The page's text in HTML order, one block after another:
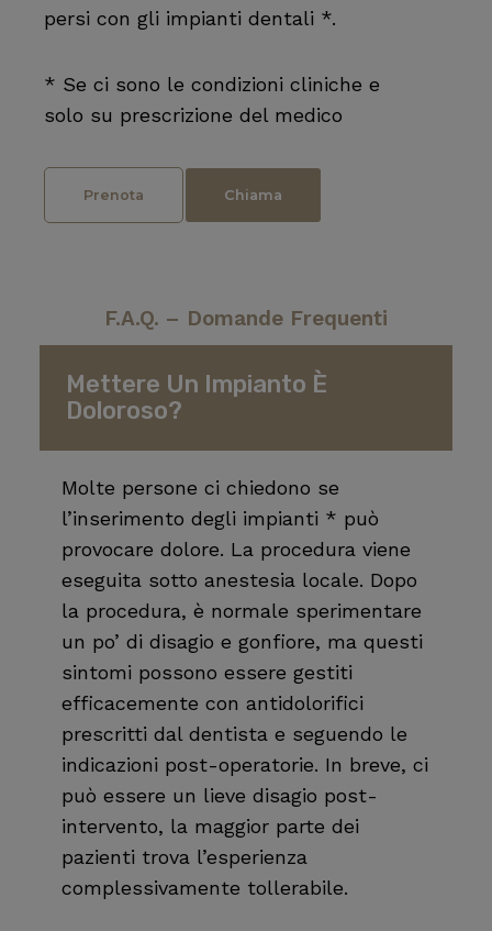
persi con gli impianti dentali *.
* Se ci sono le condizioni cliniche e
solo su prescrizione del medico
Prenota Chiama
F.A.Q. – Domande Frequenti
Mettere Un Impianto È
Doloroso?
Molte persone ci chiedono se
l’inserimento degli impianti * può
provocare dolore. La procedura viene
eseguita sotto anestesia locale. Dopo
la procedura, è normale sperimentare
un po’ di disagio e gonfiore, ma questi
sintomi possono essere gestiti
efficacemente con antidolorifici
prescritti dal dentista e seguendo le
indicazioni post-operatorie. In breve, ci
può essere un lieve disagio post-
intervento, la maggior parte dei
pazienti trova l’esperienza
complessivamente tollerabile.